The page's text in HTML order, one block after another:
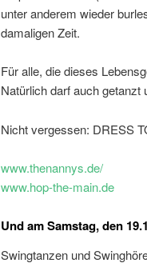
unter anderem wieder
damaligen Zeit.
Für alle, die dieses
Natürlich darf auch getanzt
Nicht vergessen: DRESS
www.thenannys.de/
www.hop-the-main.de
Und am Samstag, den
Swingtanzen und